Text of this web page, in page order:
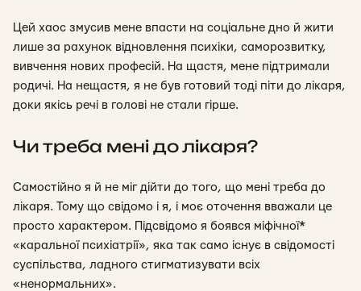
Цей хаос змусив мене впасти на соціальне дно й жити
лише за рахунок відновлення психіки, саморозвитку,
вивчення нових професій. На щастя, мене підтримали
родичі. На нещастя, я не був готовий тоді піти до лікаря,
доки якісь речі в голові не стали гірше.
Чи треба мені до лікаря?
Самостійно я й не міг дійти до того, що мені треба до
лікаря. Тому що свідомо і я, і моє оточення вважали це
просто характером. Підсвідомо я боявся міфічної*
«каральної психіатрії», яка так само існує в свідомості
суспільства, ладного стигматизувати всіх
«ненормальних».